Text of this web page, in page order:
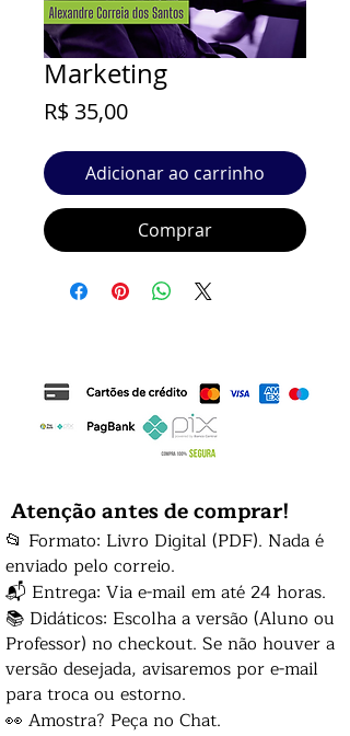
Marketing
R$ 35,00Preço
Adicionar ao carrinho
Comprar
Atenção antes de comprar!
📂 Formato: Livro Digital (PDF). Nada é
enviado pelo correio.
📬 Entrega: Via e-mail em até 24 horas.
📚 Didáticos: Escolha a versão (Aluno ou
Professor) no checkout. Se não houver a
versão desejada, avisaremos por e-mail
para troca ou estorno.
👀 Amostra? Peça no Chat.